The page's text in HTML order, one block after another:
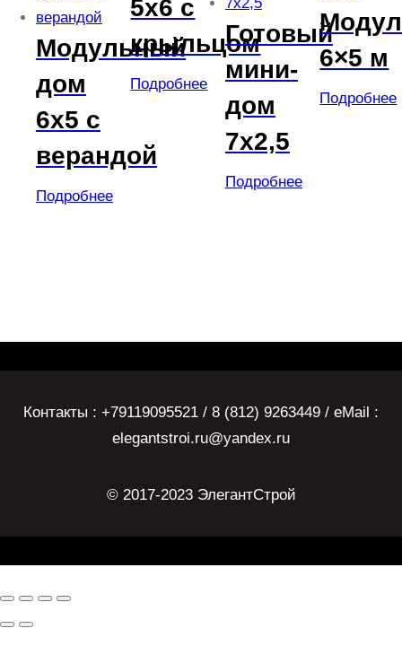
Модульный
дом
6х5 с
верандой
Подробнее
5х6 с
крыльцом
Подробнее
Готовый
мини-
дом
7х2,5
Подробнее
6×5 м
Подробнее
Контакты : +79119095521 / 8 (812) 9263449 / eMail :
elegantstroi.ru@yandex.ru
© 2017-2023 ЭлегантСтрой